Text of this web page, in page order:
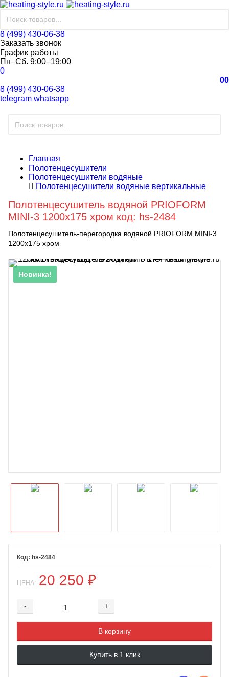
8 (499) 430-06-38
Заказать звонок
График работы
Пн–Сб. 9:00–19:00
0
00
8 (499) 430-06-38
telegram whatsapp
Главная
Полотенцесушители
Полотенцесушители водяные
Полотенцесушители водяные вертикальные
Полотенцесушитель водяной PRIOFORM
MINI-3 1200х175 хром код: hs-2484
Полотенцесушитель-перегородка водяной PRIOFORM MINI-3
1200х175 хром
Новинка!
hs-2484
ЦЕНА: 20 250 ₽
- +
Добавляется...
В корзину
Добавлен
Купить в 1 клик